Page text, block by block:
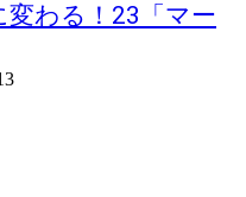
わる！23「マー